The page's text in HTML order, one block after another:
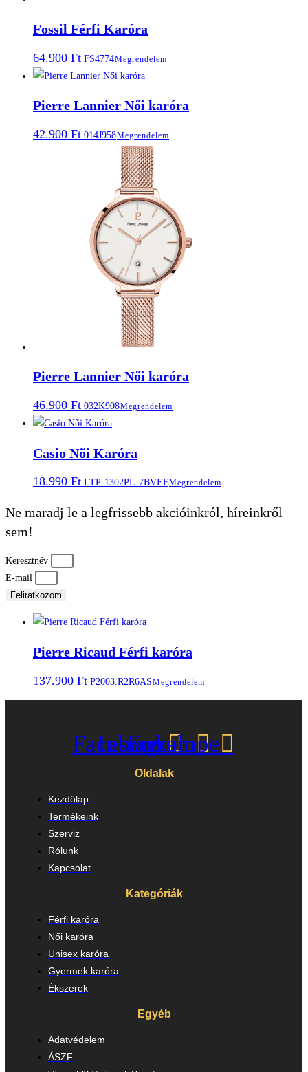
Fossil Férfi Karóra
64.900 Ft FS4774Megrendelem
Pierre Lannier Női karóra
42.900 Ft 014J958Megrendelem
Pierre Lannier Női karóra
46.900 Ft 032K908Megrendelem
Casio Nõi Karóra
18.990 Ft LTP-1302PL-7BVEFMegrendelem
Ne maradj le a legfrissebb akcióinkról, híreinkről
sem!
Keresztnév
E-mail
Feliratkozom
Pierre Ricaud Férfi karóra
137.900 Ft P2003.R2R6ASMegrendelem
Facebook
Instagram
Envelope
Oldalak
Kezdőlap
Termékeink
Szerviz
Rólunk
Kapcsolat
Kategóriák
Férfi karóra
Női karóra
Unisex karóra
Gyermek karóra
Ékszerek
Egyéb
Adatvédelem
ÁSZF